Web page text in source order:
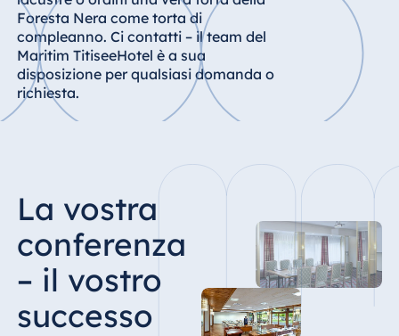
Königswinter
Hotel Magdeburg
Hotel München
Hotel Stuttgart
Seehotel
Titisee-Neustadt
Strandhotel
Travemünde
Hotel Ulm
Hotel Wiesbaden
Foresta Nera come torta di
compleanno. Ci contatti – il team del
Maritim TitiseeHotel è a sua
disposizione per qualsiasi domanda o
richiesta.
La vostra
conferenza
– il vostro
successo